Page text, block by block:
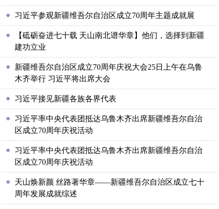
习近平参观新疆维吾尔自治区成立70周年主题成就展
【砥砺奋进七十载 天山南北谱华章】他们，选择到新疆
建功立业
新疆维吾尔自治区成立70周年庆祝大会25日上午在乌鲁
木齐举行 习近平将出席大会
习近平接见新疆各族各界代表
习近平率中央代表团抵达乌鲁木齐出席新疆维吾尔自治
区成立70周年庆祝活动
习近平率中央代表团抵达乌鲁木齐出席新疆维吾尔自治
区成立70周年庆祝活动
天山焕新颜 丝路著华章——新疆维吾尔自治区成立七十
周年发展成就综述